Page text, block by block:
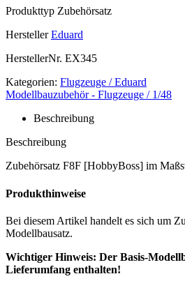
Produkttyp Zubehörsatz
Hersteller Eduard
HerstellerNr. EX345
Kategorien: Flugzeuge / Eduard
Modellbauzubehör - Flugzeuge / 1/48
Beschreibung
Beschreibung
Zubehörsatz F8F [HobbyBoss] im
Produkthinweise
Bei diesem Artikel handelt es sich um
Modellbausatz.
Wichtiger Hinweis: Der Basis-
Lieferumfang enthalten!